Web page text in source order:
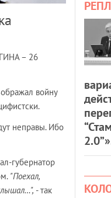
– 26
войну
неправы. Ибо
губернатор
"Поехал,
- так